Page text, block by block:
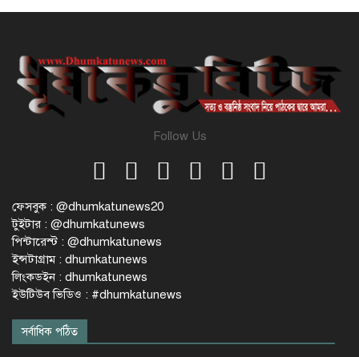
Follow Us
ফেসবুক : @dhumkatunews20
টুইটার : @dhumkatunews
পিন্টারেস্ট : @dhumkatunews
ইন্সটাগ্রাম : dhumkatunews
লিংকডইন : dhumkatunews
ইউটিউব ভিডিও : #dhumkatunews
সর্বাধিক পঠিত